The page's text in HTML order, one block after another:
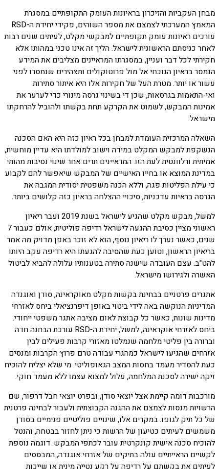
מבחן העקביות והזיכרון בראיונות העומק התקופתיים במסגרת
המאמץ המערכתי לצמצם את מספר השוהים, פקידי יחידת ה-RSD
עורכים ראיונות עומק תקופתיים למבקשי מקלט, לעיתים שנים רבות
לאחר כניסתם הראשונית לישראל. הליך זה אינו טכני במהותו אלא
חקירתי לכל דבר ועניין, במסגרתו המראיינים מצליבים את המידע
הנמסר בראיון הנוכחי אל מול פרוטוקולים ותצהירים שנמסרו לפני
עשור או יותר. מטרת העל של חקירות אלו היא איתור סתירות
ואי-התאמות בגרסאות, שכן די בשינוי גרסה מינורי כדי לערער את
אמינות המבקש, לשמוט את הקרקע תחת בקשתו ולהוביל להרחקתו
מישראל.
השאלה המרכזית העומדת למבחן בכל ראיון כזה היא האם הסכנה
הנשקפת למבקש המקלט במידה וישוב למולדתו היא עדיין מוחשית,
אמיתית ורלוונטית לעת הזו. המראיינים תרים אחר שינוי נסיבות מהותי
במדינת המוצא או בחייו האישיים של המבקש שיאפשר להם לקבוע
כי עילת הפליטות פגה, וללא הכנה משפטית יסודית המגבה את
הגרסה בראיות עדכניות, סיכויי ההצלחה בראיון כזה קלושים ביותר.
למשל, מבקש מקלט שהגיע לישראל בשנת 2019 ועבר ריאיון
ראשוני מציין כסיבת ההגעה לישראל רדיפה פוליטית, אולם כעבור 7
שנים, כאשר נערך לו ריאיון נוסף, הוא לא זוכר באפן מדויק מה אמר
בריאיון הראשון, וטוען כעת שהסיבה להגעתו היא רדיפה עקב היותו
להט"ב. עצם העובדה שישנה סתירה בטענותיו עלולה להביא לביטול
האשרה ולגירושו מישראל.
אתגרים פרטניים בבחינת בקשות מקלט מאוקראינה, סודן ואוגנדה
המדיניות הנוקשה באה לידי ביטוי באופן דיפרנציאלי ביחס לאזרחי
מדינות שונות, כאשר כל קבוצת לאום מציבה אתגר משפטי ייחודי.
ביחס לאזרחי אוקראינה, למשל, יחידת ה-RSD עורכת הבחנה חדה
וברורה בין פליטי מלחמה שנמלטו מאזורי קרבות פעילים לבין
אזרחים שהגיעו לישראל כמהגרי עבודה טרם פרוץ הקרבות ומנסים
כעת להסדיר מעמד בחסות המצב הגאופוליטי. מי שלא יצליח להוכיח
זיקה ישירה לסכנת המלחמה, עלול למצוא עצמו ללא מעמד חוקי.
מורכבות דומה קיימת אצל יוצאי סודן, ובפרט יוצאי חבל דרפור, שם
הרשויות מנסות לצמצם את ההגנה הקבוצתית ולעבור לבחינה פרטנית
של כל תיק לגופו. במקרים אלו, שינויים פוליטיים פנימיים בסודן
משמשים לעיתים כטיעון של הרשות כי ניתן לחזור בבטחה, והנטל
להוכיח סכנה אישית קונקרטית עובר לכתפי המבקש. דוגמה נוספת
לקשיים הראייתיים עולה בתיקים של אזרחי אוגנדה, המבססים
לעיתים את בקשתם על רדיפה על רקע נטייה מינית או שייכות